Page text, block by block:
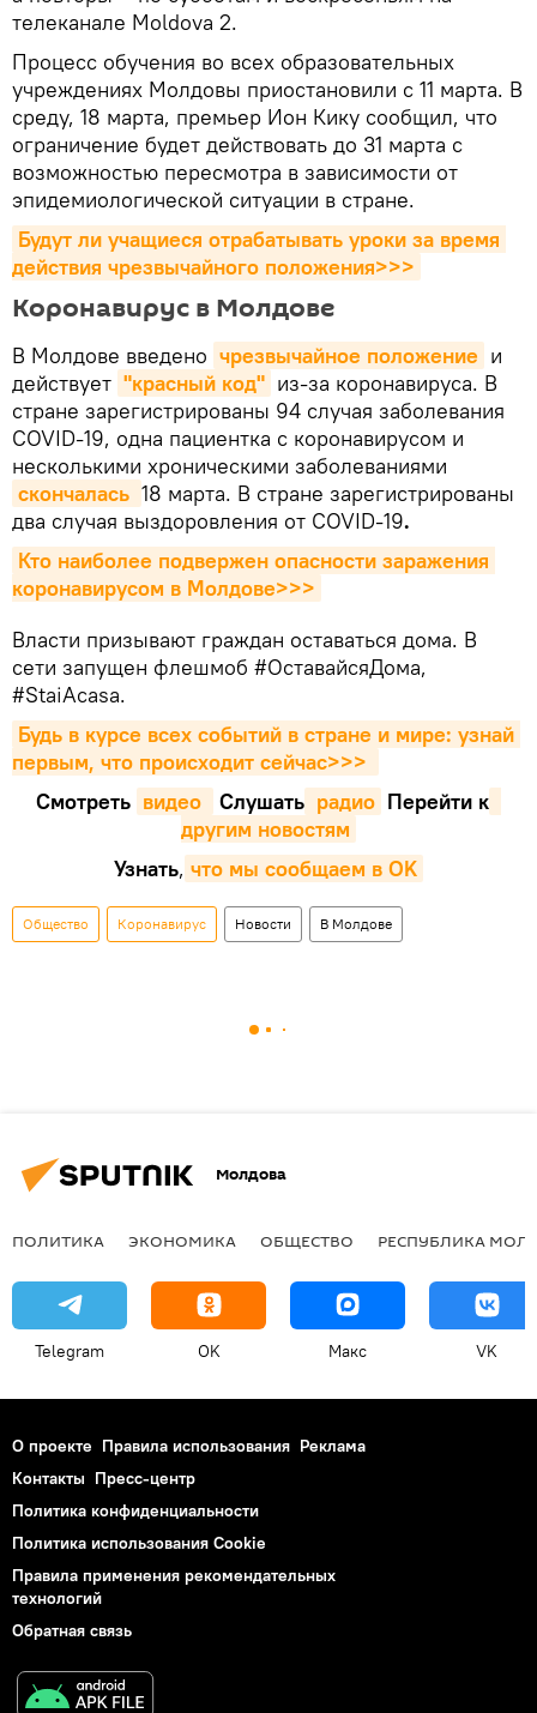
телеканале Moldova 2.
Процесс обучения во всех образовательных
учреждениях Молдовы приостановили с 11 марта. В
среду, 18 марта, премьер Ион Кику сообщил, что
ограничение будет действовать до 31 марта с
возможностью пересмотра в зависимости от
эпидемиологической ситуации в стране.
Будут ли учащиеся отрабатывать уроки за время
действия чрезвычайного положения>>>
Коронавирус в Молдове
В Молдове введено чрезвычайное положение и
действует "красный код" из-за коронавируса. В
стране зарегистрированы 94 случая заболевания
COVID-19, одна пациентка с коронавирусом и
несколькими хроническими заболеваниями
скончалась 18 марта. В стране зарегистрированы
два случая выздоровления от COVID-19.
Кто наиболее подвержен опасности заражения
коронавирусом в Молдове>>>
Власти призывают граждан оставаться дома. В
сети запущен флешмоб #ОставайсяДома,
#StaiAcasa.
Будь в курсе всех событий в стране и мире: узнай
первым, что происходит сейчаc>>>
Смотреть видео Cлушать радио Перейти к
другим новостям
Узнать, что мы сообщаем в OK
Общество Коронавирус Новости В Молдове
Молдова
ПОЛИТИКА ЭКОНОМИКА ОБЩЕСТВО РЕСПУБЛИКА
Telegram OK Макс VK
О проекте Правила использования Реклама
Контакты Пресс-центр
Политика конфиденциальности
Политика использования Cookie
Правила применения рекомендательных
технологий
Обратная связь